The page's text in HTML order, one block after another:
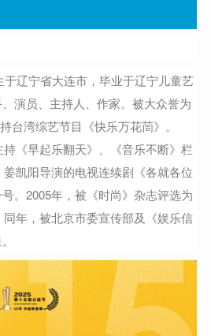
辽宁省大连市，毕业于辽宁儿童艺
演员、主持人、作家。被大众誉为
台湾综艺节目《快乐万花茼》。
《早起乐翻天》、《音乐不断》栏
凯阳导演的电视连续剧《各就各位
。2005年，被《时尚》杂志评选为
年，被北京市委宣传部及《娱乐信